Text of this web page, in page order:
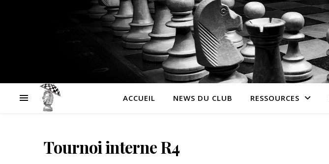
ACCUEIL NEWS DU CLUB RESSOURCES
Tournoi interne R4